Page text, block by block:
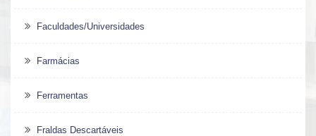
Faculdades/Universidades
Farmácias
Ferramentas
Fraldas Descartáveis